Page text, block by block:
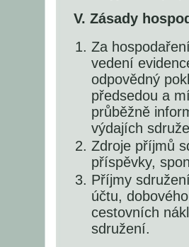
V. Zásady
Za
vedení
odpovědný
předsedou a
průběžně
výdajích
Zdroje příjmů
příspěvky,
Příjmy
účtu,
cestovních
sdružení.